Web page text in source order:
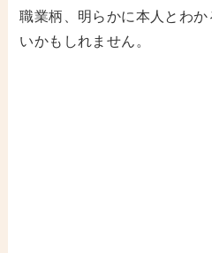
職業柄、明らかに本人とわ
いかもしれません。